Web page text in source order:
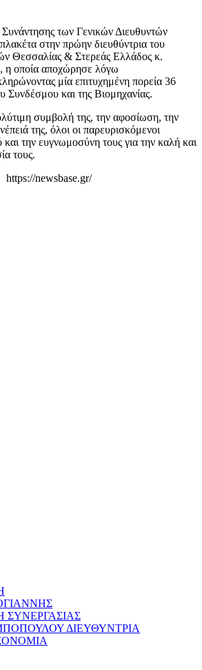
Συνάντησης των Γενικών Διευθυντών
στην πρώην διευθύντρια του
Θεσσαλίας & Στερεάς Ελλάδος κ.
η οποία αποχώρησε λόγω
μία επιτυχημένη πορεία 36
Συνδέσμου και της Βιομηχανίας.
συμβολή της, την αφοσίωση, την
της, όλοι οι παρευρισκόμενοι
την ευγνωμοσύνη τους για την καλή και
τους.
newsbase.gr/
ΔΙΕΥΘΥΝΤΡΙΑ